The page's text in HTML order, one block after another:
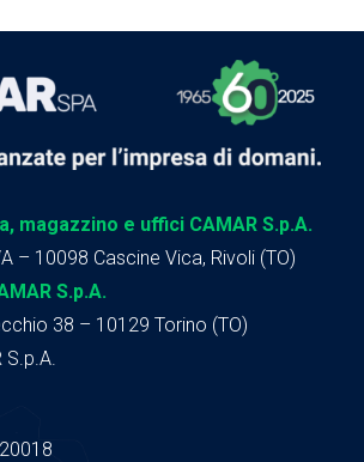
magazzino e uffici CAMAR S.p.A.
– 10098 Cascine Vica, Rivoli (TO)
S.p.A.
38 – 10129 Torino (TO)